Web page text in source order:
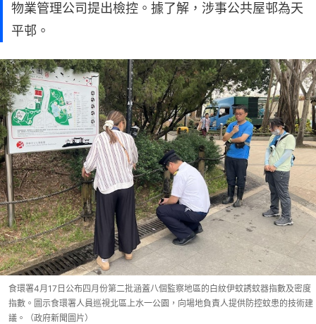
物業管理公司提出檢控。據了解，涉事公共屋邨為天
平邨。
食環署4月17日公布四月份第二批涵蓋八個監察地區的白紋伊蚊誘蚊器指數及密度
指數。圖示食環署人員巡視北區上水一公園，向場地負責人提供防控蚊患的技術建
議。（政府新聞圖片）